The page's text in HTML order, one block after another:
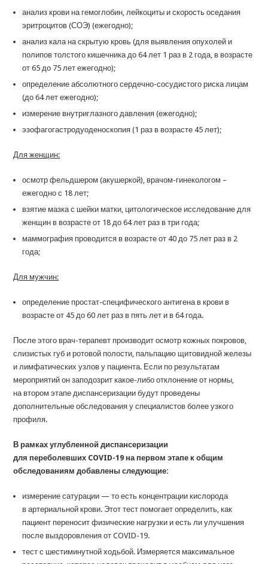
анализ крови на гемоглобин, лейкоциты и скорость оседания
эритроцитов (СОЭ) (ежегодно);
анализ кала на скрытую кровь (для выявления опухолей и
полипов толстого кишечника до 64 лет 1 раз в 2 года, в возрасте
от 65 до 75 лет ежегодно);
определение абсолютного сердечно-сосудистого риска лицам
(до 64 лет ежегодно);
измерение внутриглазного давления (ежегодно);
эзофагогастродуоденоскопия (1 раз в возрасте 45 лет);
Для женщин:
осмотр фельдшером (акушеркой), врачом-гинекологом –
ежегодно с 18 лет;
взятие мазка с шейки матки, цитологическое исследование для
женщин в возрасте от 18 до 64 лет раз в три года;
маммография проводится в возрасте от 40 до 75 лет раз в 2
года;
Для мужчин:
определение простат-специфического антигена в крови в
возрасте от 45 до 60 лет раз в пять лет и в 64 года.
После этого врач-терапевт производит осмотр кожных покровов,
слизистых губ и ротовой полости, пальпацию щитовидной железы
и лимфатических узлов у пациента. Если по результатам
мероприятий он заподозрит какое-либо отклонение от нормы,
на втором этапе диспансеризации будут проведены
дополнительные обследования у специалистов более узкого
профиля.
В рамках углубленной диспансеризации
для переболевших COVID-19 на первом этапе к общим
обследованиям добавлены следующие:
измерение сатурации — то есть концентрации кислорода
в артериальной крови. Этот тест помогает определить, как
пациент переносит физические нагрузки и есть ли улучшения
после выздоровления от COVID-19.
тест с шестиминутной ходьбой. Измеряется максимальное